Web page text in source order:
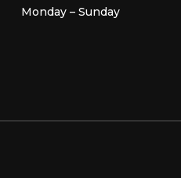
Monday – Sunday